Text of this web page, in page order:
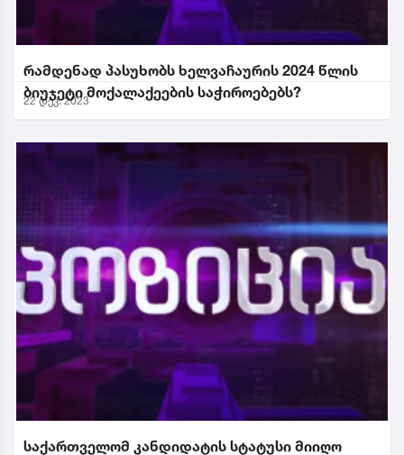
რამდენად პასუხობს ხელვაჩაურის 2024 წლის
ბიუჯეტი მოქალაქეების საჭიროებებს?
22 დეკ. 2023
საქართველომ კანდიდატის სტატუსი მიიღო